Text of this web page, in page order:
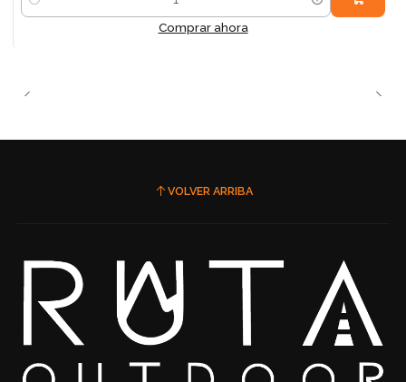
Cantidad
Comprar ahora
VOLVER ARRIBA